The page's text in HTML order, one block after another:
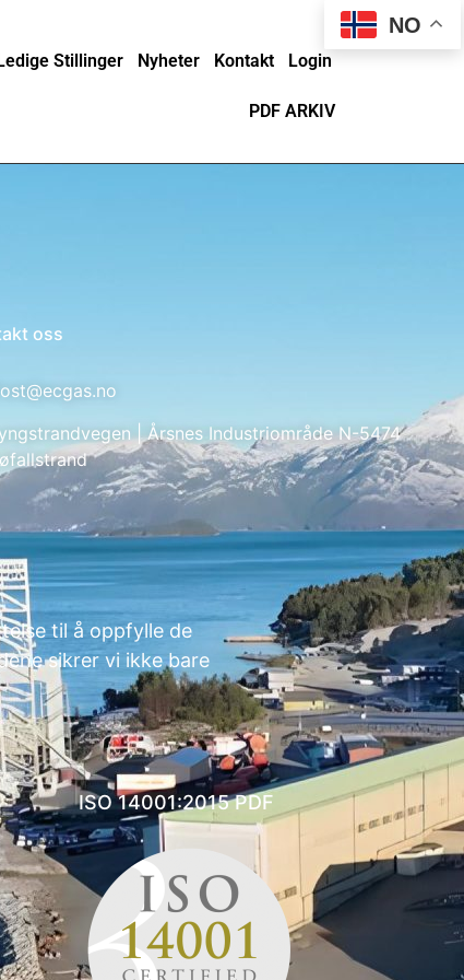
NO
Stillinger Nyheter Kontakt Login
PDF ARKIV
oss
| Årsnes Industriområde N-5474
til å oppfylle de
sikrer vi ikke bare
ISO 14001:2015 PDF